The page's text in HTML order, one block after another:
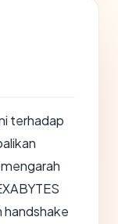
terhadap
handshake